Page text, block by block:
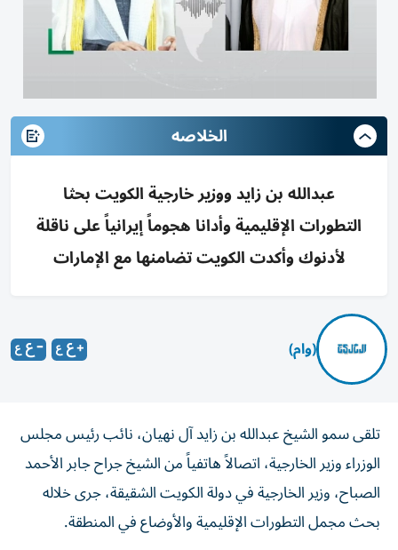
الخلاصه
عبدالله بن زايد ووزير خارجية الكويت بحثا
التطورات الإقليمية وأدانا هجوماً إيرانياً على ناقلة
لأدنوك وأكدت الكويت تضامنها مع الإمارات
(وام)
تلقى سمو الشيخ عبدالله بن زايد آل نهيان، نائب رئيس مجلس
الوزراء وزير الخارجية، اتصالاً هاتفياً من الشيخ جراح جابر الأحمد
الصباح، وزير الخارجية في دولة الكويت الشقيقة، جرى خلاله
بحث مجمل التطورات الإقليمية والأوضاع في المنطقة.